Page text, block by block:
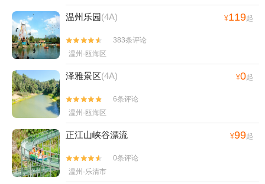
温州乐园(4A) ¥119起


383条评论
温州·瓯海区
泽雅景区(4A) ¥0起


6条评论
温州·瓯海区
正江山峡谷漂流 ¥99起


0条评论
温州·乐清市